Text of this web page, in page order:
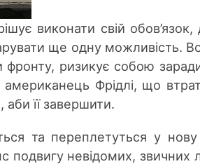
виконати свій
ще одну можливість.
ризикує собою
Фрідлі, що
аби її завершити.
та переплетуться у нову
подвигу невідомих, звичних